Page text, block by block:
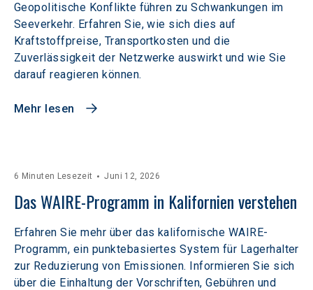
Geopolitische Konflikte führen zu Schwankungen im
Seeverkehr. Erfahren Sie, wie sich dies auf
Kraftstoffpreise, Transportkosten und die
Zuverlässigkeit der Netzwerke auswirkt und wie Sie
darauf reagieren können.
Mehr lesen
6 Minuten Lesezeit Juni 12, 2026
Das WAIRE-Programm in Kalifornien verstehen
Erfahren Sie mehr über das kalifornische WAIRE-
Programm, ein punktebasiertes System für Lagerhalter
zur Reduzierung von Emissionen. Informieren Sie sich
über die Einhaltung der Vorschriften, Gebühren und